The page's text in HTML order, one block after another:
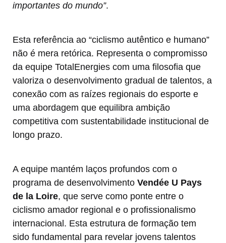
importantes do mundo”.
Esta referência ao “ciclismo autêntico e humano”
não é mera retórica. Representa o compromisso
da equipe TotalEnergies com uma filosofia que
valoriza o desenvolvimento gradual de talentos, a
conexão com as raízes regionais do esporte e
uma abordagem que equilibra ambição
competitiva com sustentabilidade institucional de
longo prazo.
A equipe mantém laços profundos com o
programa de desenvolvimento Vendée U Pays
de la Loire, que serve como ponte entre o
ciclismo amador regional e o profissionalismo
internacional. Esta estrutura de formação tem
sido fundamental para revelar jovens talentos